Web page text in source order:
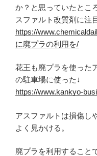
か？と思っていたとこ
スファルト改質剤に注
https://
に廃プラの利用を/
花王も廃プラを使った
の駐車場に使った↓
https://www.kankyo-
アスファルトは損傷し
よく見かける。
廃プラを利用すること